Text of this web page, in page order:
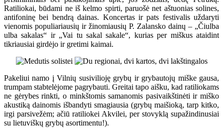
Ratiliokai, būdami ne iš kelmo spirti, paruošė net aštuonias solines,
antifoninę bei bendrą dainas. Koncertas ir pats festivalis uždaryti
vienomis populiariausių ir žinomiausių P. Zalansko dainų – „Čiulba
ulba sakalas“ ir „Vai tu sakal sakale“, kurias per miškus ataidint
tikriausiai girdėjo ir gretimi kaimai.
Pakeliui namo į Vilnių susivilioję grybų ir grybautojų miške gausa,
trumpam stabtelėjome pagrybauti. Greitai tapo aišku, kad ratiliokams
ne gėrybes rinkti, o minkštomis samanomis pasivaikštinėti ir miško
akustiką dainomis išbandyti smagiausia (grybų maišioką, tarp kitko,
irgi parsivežėm; ačiū ratiliokei Akvilei, per stovyklą supažindinusiai
su lietuviškų grybų asortimentu!).